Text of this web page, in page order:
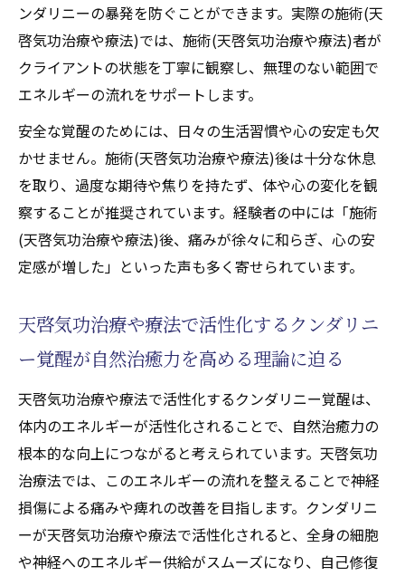
ンダリニーの暴発を防ぐことができます。実際の施術(天
啓気功治療や療法)では、施術(天啓気功治療や療法)者が
クライアントの状態を丁寧に観察し、無理のない範囲で
エネルギーの流れをサポートします。
安全な覚醒のためには、日々の生活習慣や心の安定も欠
かせません。施術(天啓気功治療や療法)後は十分な休息
を取り、過度な期待や焦りを持たず、体や心の変化を観
察することが推奨されています。経験者の中には「施術
(天啓気功治療や療法)後、痛みが徐々に和らぎ、心の安
定感が増した」といった声も多く寄せられています。
天啓気功治療や療法で活性化するクンダリニ
ー覚醒が自然治癒力を高める理論に迫る
天啓気功治療や療法で活性化するクンダリニー覚醒は、
体内のエネルギーが活性化されることで、自然治癒力の
根本的な向上につながると考えられています。天啓気功
治療法では、このエネルギーの流れを整えることで神経
損傷による痛みや痺れの改善を目指します。クンダリニ
ーが天啓気功治療や療法で活性化されると、全身の細胞
や神経へのエネルギー供給がスムーズになり、自己修復